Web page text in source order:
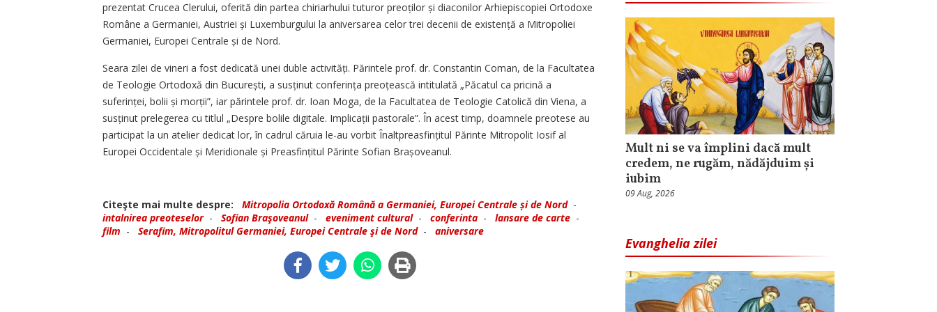
prezentat Crucea Clerului, oferită din partea chiriarhului tuturor preoților și diaconilor Arhiepiscopiei Ortodoxe
Române a Germaniei, Austriei și Luxemburgului la aniversarea celor trei decenii de existență a Mitropoliei
Germaniei, Europei Centrale și de Nord.
Seara zilei de vineri a fost dedicată unei duble activități. Părintele prof. dr. Constantin Coman, de la Facultatea
de Teologie Ortodoxă din București, a susținut conferința preoțească intitulată „Păcatul ca pricină a
suferinței, bolii și morții”, iar părintele prof. dr. Ioan Moga, de la Facultatea de Teologie Catolică din Viena, a
susținut prelegerea cu titlul „Despre bolile digitale. Im­plicații pastorale”. În acest timp, doamnele preotese au
participat la un atelier dedicat lor, în cadrul căruia le-au vorbit Înaltpreasfințitul Părinte Mitropolit Iosif al
Europei Occidentale și Meridionale și Preasfințitul Părinte Sofian Brașo­veanul.
Citeşte mai multe despre: Mitropolia Ortodoxă Română a Germaniei, Europei Centrale și de Nord-
intalnirea preoteselor- Sofian Braşoveanul- eveniment cultural- conferinta - lansare de carte -
film - Serafim, Mitropolitul Germaniei, Europei Centrale şi de Nord- aniversare
Mult ni se va împlini dacă mult
credem, ne rugăm, nădăjduim și
iubim
09 Aug, 2026
Evanghelia zilei